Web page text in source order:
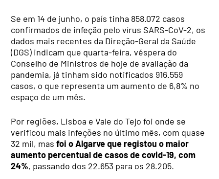
Se em 14 de junho, o país tinha 858.072 casos
confirmados de infeção pelo vírus SARS-CoV-2, os
dados mais recentes da Direção-Geral da Saúde
(DGS) indicam que quarta-feira, véspera do
Conselho de Ministros de hoje de avaliação da
pandemia, já tinham sido notificados 916.559
casos, o que representa um aumento de 6,8% no
espaço de um mês.
Por regiões, Lisboa e Vale do Tejo foi onde se
verificou mais infeções no último mês, com quase
32 mil, masfoi o Algarve que registou o maior
aumento percentual de casos de covid-19, com
24%, passando dos 22.653 para os 28.205.